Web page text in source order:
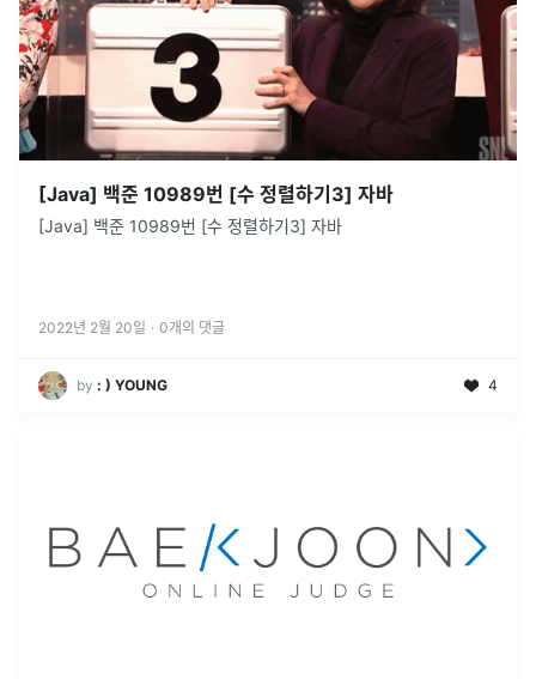
[Java] 백준 10989번 [수 정렬하기3] 자바
[Java] 백준 10989번 [수 정렬하기3] 자바
2022년 2월 20일 · 0개의 댓글
by : ) YOUNG 4